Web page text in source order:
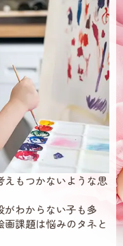
えもつかないような思
がわからない子も多
課題は悩みのタネと